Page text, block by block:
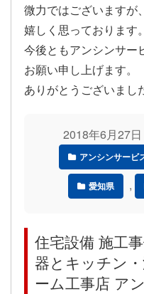
微力ではございますが
嬉しく思っております。
今後ともアンシンサー
お願い申し上げます。
ありがとうございまし
2018年6月27
アンシンサービ
愛知県 ,
住宅設備 施工
器とキッチン
ーム工事店 ア